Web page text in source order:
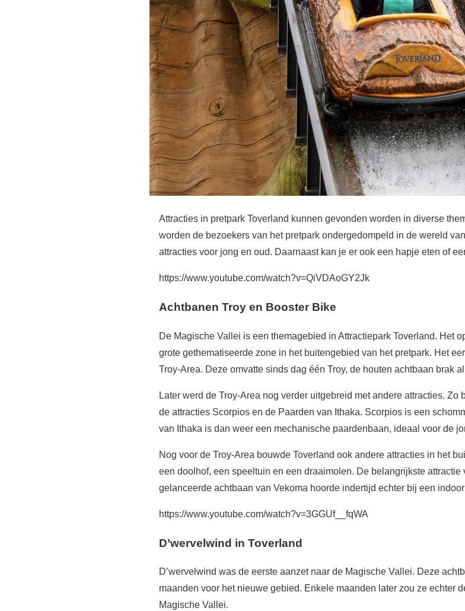
Attracties in pretpark Toverland kunnen gevonden worden in diverse
worden de bezoekers van het pretpark ondergedompeld in de wereld
attracties voor jong en oud. Daarnaast kan je er ook een hapje eten of
https://www.youtube.com/watch?v=QiVDAoGY2Jk
Achtbanen Troy en Booster Bike
De Magische Vallei is een themagebied in Attractiepark Toverland. Het
grote gethematiseerde zone in het buitengebied van het pretpark. Het
Troy-Area. Deze omvatte sinds dag één Troy, de houten achtbaan brak
Later werd de Troy-Area nog verder uitgebreid met andere attracties.
de attracties Scorpios en de Paarden van Ithaka. Scorpios is een
van Ithaka is dan weer een mechanische paardenbaan, ideaal voor de
Nog voor de Troy-Area bouwde Toverland ook andere attracties in het
een doolhof, een speeltuin en een draaimolen. De belangrijkste
gelanceerde achtbaan van Vekoma hoorde indertijd echter bij een
https://www.youtube.com/watch?v=3GGUf__fqWA
D’wervelwind in Toverland
D’wervelwind was de eerste aanzet naar de Magische Vallei. Deze
maanden voor het nieuwe gebied. Enkele maanden later zou ze echter
Magische Vallei.